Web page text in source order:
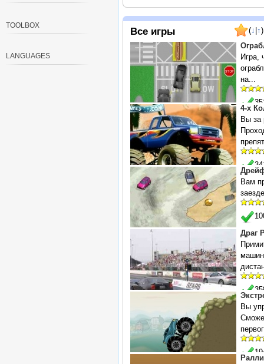
Ограбление
Мото Мания 2
Все игры (↓ |↑
Игра,
на...
4-x
Вы за
Вам
Драг
Вы
TOOLBOX
LANGUAGES